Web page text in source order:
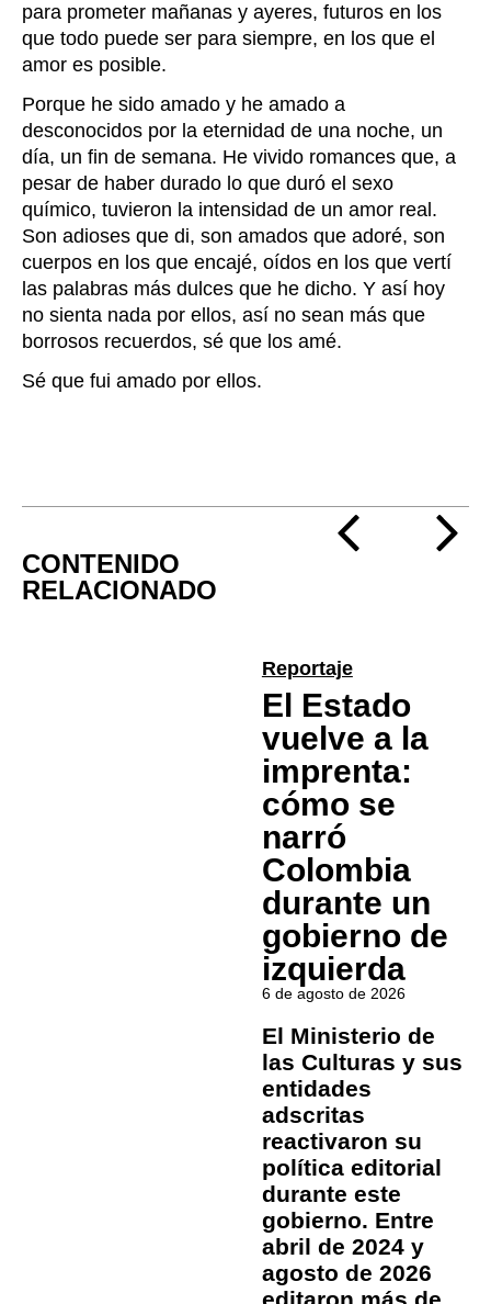
para prometer mañanas y ayeres, futuros en los
que todo puede ser para siempre, en los que el
amor es posible.
Porque he sido amado y he amado a
desconocidos por la eternidad de una noche, un
día, un fin de semana. He vivido romances que, a
pesar de haber durado lo que duró el sexo
químico, tuvieron la intensidad de un amor real.
Son adioses que di, son amados que adoré, son
cuerpos en los que encajé, oídos en los que vertí
las palabras más dulces que he dicho. Y así hoy
no sienta nada por ellos, así no sean más que
borrosos recuerdos, sé que los amé.
Sé que fui amado por ellos.
CONTENIDO
RELACIONADO
Reportaje
El Estado
vuelve a la
imprenta:
cómo se
narró
Colombia
durante un
gobierno de
izquierda
6 de agosto de 2026
El Ministerio de
las Culturas y sus
entidades
adscritas
reactivaron su
política editorial
durante este
gobierno. Entre
abril de 2024 y
agosto de 2026